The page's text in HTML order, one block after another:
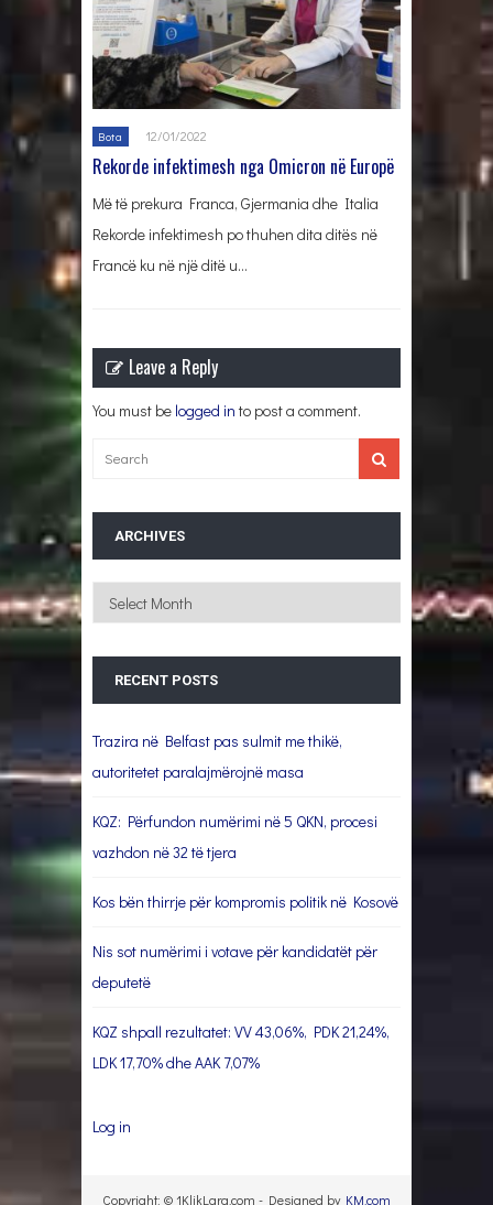
Bota 12/01/2022
Rekorde infektimesh nga Omicron në Europë
Më të prekura Franca, Gjermania dhe Italia
Rekorde infektimesh po thuhen dita ditës në
Francë ku në një ditë u…
Leave a Reply
You must be logged in to post a comment.
ARCHIVES
Archives
RECENT POSTS
Trazira në Belfast pas sulmit me thikë,
autoritetet paralajmërojnë masa
KQZ: Përfundon numërimi në 5 QKN, procesi
vazhdon në 32 të tjera
Kos bën thirrje për kompromis politik në Kosovë
Nis sot numërimi i votave për kandidatët për
deputetë
KQZ shpall rezultatet: VV 43,06%, PDK 21,24%,
LDK 17,70% dhe AAK 7,07%
Log in
Copyright: © 1KlikLarg.com - Designed by KM.com